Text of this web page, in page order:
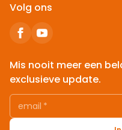
Volg ons
Mis nooit meer een
exclusieve update.
email *